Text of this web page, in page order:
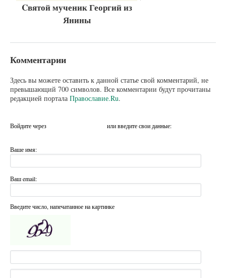
Cвятой мученик Георгий из
Янины
Комментарии
Здесь вы можете оставить к данной статье свой комментарий, не
превышающий 700 символов. Все комментарии будут прочитаны
редакцией портала Православие.Ru.
Войдите через или введите свои данные:
Ваше имя:
Ваш email:
Введите число, напечатанное на картинке